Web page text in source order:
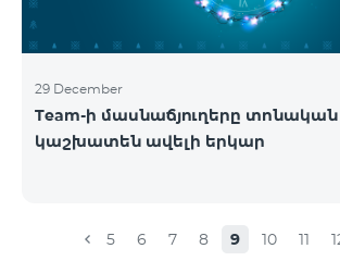
29 December
Team-ի մասնաճյուղերը տոնական
կաշխատեն ավելի երկար
5 6 7 8 9 10 11